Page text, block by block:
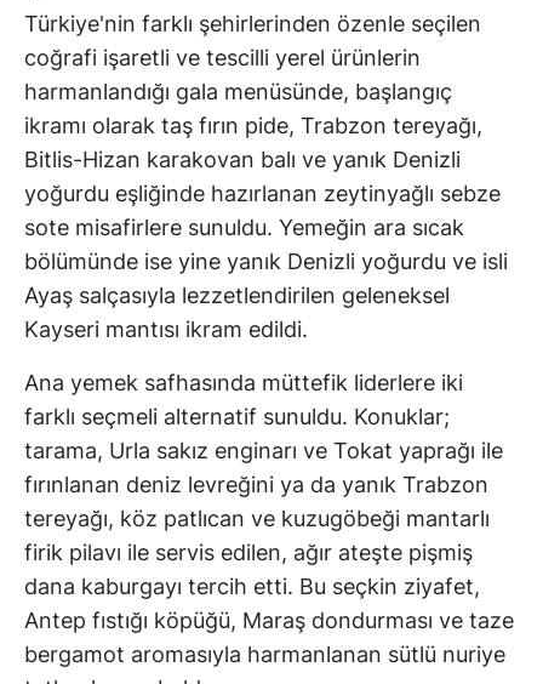
Türkiye'nin farklı şehirlerinden özenle seçilen
coğrafi işaretli ve tescilli yerel ürünlerin
harmanlandığı gala menüsünde, başlangıç
ikramı olarak taş fırın pide, Trabzon tereyağı,
Bitlis-Hizan karakovan balı ve yanık Denizli
yoğurdu eşliğinde hazırlanan zeytinyağlı sebze
sote misafirlere sunuldu. Yemeğin ara sıcak
bölümünde ise yine yanık Denizli yoğurdu ve isli
Ayaş salçasıyla lezzetlendirilen geleneksel
Kayseri mantısı ikram edildi.
Ana yemek safhasında müttefik liderlere iki
farklı seçmeli alternatif sunuldu. Konuklar;
tarama, Urla sakız enginarı ve Tokat yaprağı ile
fırınlanan deniz levreğini ya da yanık Trabzon
tereyağı, köz patlıcan ve kuzugöbeği mantarlı
firik pilavı ile servis edilen, ağır ateşte pişmiş
dana kaburgayı tercih etti. Bu seçkin ziyafet,
Antep fıstığı köpüğü, Maraş dondurması ve taze
bergamot aromasıyla harmanlanan sütlü nuriye